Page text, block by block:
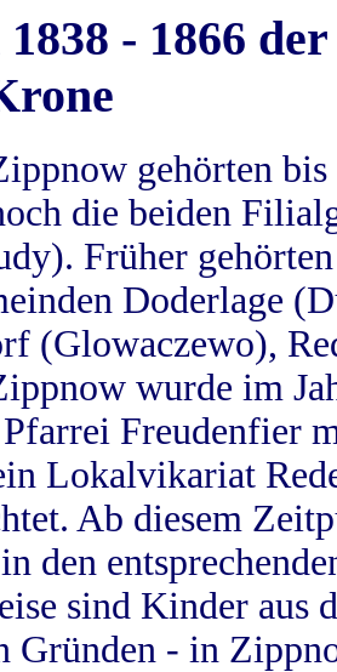
- 1866
gehörten
die beiden
Früher
Doderlage
(Glowaczewo),
wurde im
Pfarrei Freudenfier
Lokalvikariat
Ab diesem
den
sind Kinder aus
Gründen - in